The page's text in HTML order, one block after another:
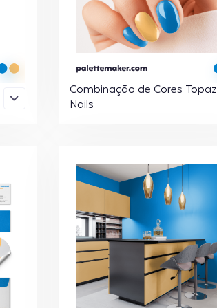
Combinação de Cores Topaz
Nails